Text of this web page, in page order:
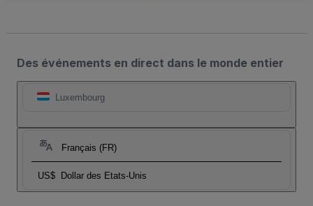
Des événements en direct dans le monde entier
Luxembourg
Français (FR)
US$ Dollar des Etats-Unis